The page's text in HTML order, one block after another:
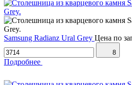
Samsung Radianz Ural Grey Цена по
8
Подробнее